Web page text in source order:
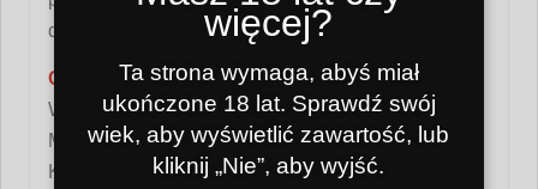
do użytku domowego.
Charakterystyka:
Wysokość: 36 cm
Materiał fajki wodnej: stal nierdzewna
Kolba: gwintowana
więcej?
Ta strona wymaga, abyś miał
ukończone 18 lat. Sprawdź swój
wiek, aby wyświetlić zawartość, lub
kliknij „Nie”, aby wyjść.